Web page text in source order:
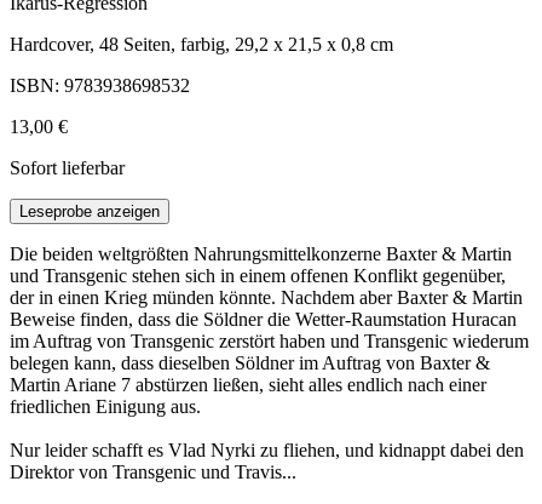
Hardcover, 48 Seiten, farbig, 29,2 x 21,5 x 0,8 cm
ISBN: 9783938698532
13,00 €
Sofort lieferbar
Leseprobe anzeigen
Die beiden weltgrößten Nahrungsmittelkonzerne Baxter & Martin
und Transgenic stehen sich in einem offenen Konflikt gegenüber,
der in einen Krieg münden könnte. Nachdem aber Baxter & Martin
Beweise finden, dass die Söldner die Wetter-Raumstation Huracan
im Auftrag von Transgenic zerstört haben und Transgenic wiederum
belegen kann, dass dieselben Söldner im Auftrag von Baxter &
Martin Ariane 7 abstürzen ließen, sieht alles endlich nach einer
friedlichen Einigung aus.
Nur leider schafft es Vlad Nyrki zu fliehen, und kidnappt dabei den
Direktor von Transgenic und Travis...